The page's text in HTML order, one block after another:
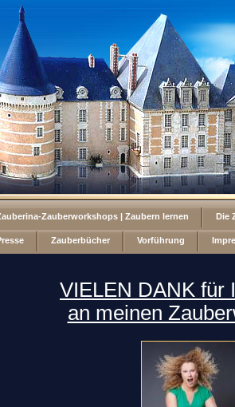
Zauberworkshops | Zaubern lernen Die
Zauberbücher Vorführung
VIELEN DANK für
an meinen